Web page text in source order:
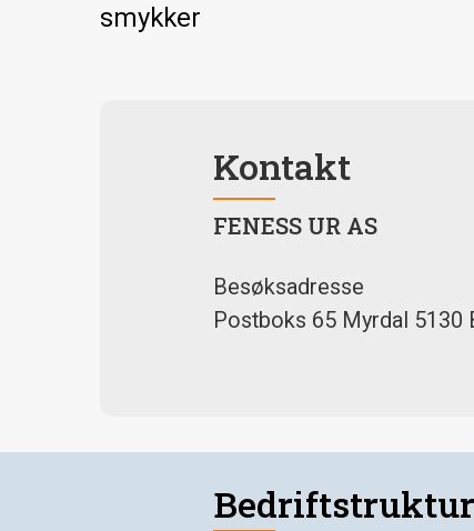
smykker
Kontakt
FENESS UR AS
Besøksadresse
Postboks 65 Myrdal 5130
Bedriftstruktur